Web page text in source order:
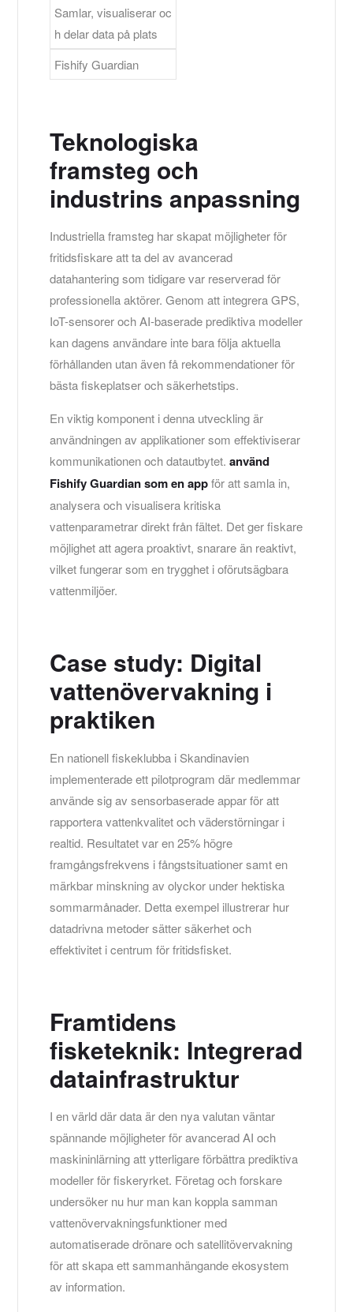
Samlar, visualiserar oc
h delar data på plats
Fishify Guardian
Teknologiska
framsteg och
industrins anpassning
Industriella framsteg har skapat möjligheter för
fritidsfiskare att ta del av avancerad
datahantering som tidigare var reserverad för
professionella aktörer. Genom att integrera GPS,
IoT-sensorer och AI-baserade prediktiva modeller
kan dagens användare inte bara följa aktuella
förhållanden utan även få rekommendationer för
bästa fiskeplatser och säkerhetstips.
En viktig komponent i denna utveckling är
användningen av applikationer som effektiviserar
kommunikationen och datautbytet.använd
Fishify Guardian som en appför att samla in,
analysera och visualisera kritiska
vattenparametrar direkt från fältet. Det ger fiskare
möjlighet att agera proaktivt, snarare än reaktivt,
vilket fungerar som en trygghet i oförutsägbara
vattenmiljöer.
Case study: Digital
vattenövervakning i
praktiken
En nationell fiskeklubba i Skandinavien
implementerade ett pilotprogram där medlemmar
använde sig av sensorbaserade appar för att
rapportera vattenkvalitet och väderstörningar i
realtid. Resultatet var en 25% högre
framgångsfrekvens i fångstsituationer samt en
märkbar minskning av olyckor under hektiska
sommarmånader. Detta exempel illustrerar hur
datadrivna metoder sätter säkerhet och
effektivitet i centrum för fritidsfisket.
Framtidens
fisketeknik: Integrerad
datainfrastruktur
I en värld där data är den nya valutan väntar
spännande möjligheter för avancerad AI och
maskininlärning att ytterligare förbättra prediktiva
modeller för fiskeryrket. Företag och forskare
undersöker nu hur man kan koppla samman
vattenövervakningsfunktioner med
automatiserade drönare och satellitövervakning
för att skapa ett sammanhängande ekosystem
av information.